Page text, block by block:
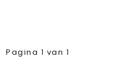
Pagina 1 van 1